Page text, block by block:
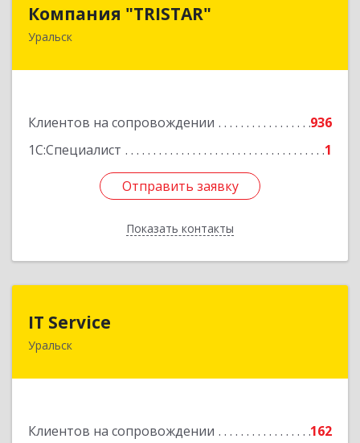
Компания "TRISTAR"
Уральск
Клиентов на сопровождении
936
1С:Специалист
1
Отправить заявку
Показать контакты
Казахстан, Уральск, пр.Н.Назарбаева, 215-418
Отправить заявку
Назад
IT Service
Уральск
Клиентов на сопровождении 162
Казахстан , ЗКО , г.Уральск , ул.Кокчетавский